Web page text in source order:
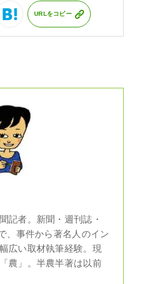
URLをコピー
記者。新聞・週刊誌・
、事件から著名人のイン
広い取材執筆経験。現
農」。半農半著は以前